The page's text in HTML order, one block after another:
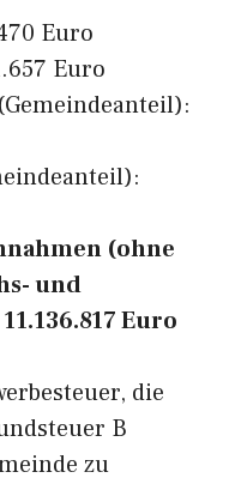
Euro
Euro
(ohne
und
Euro
die
B
zu